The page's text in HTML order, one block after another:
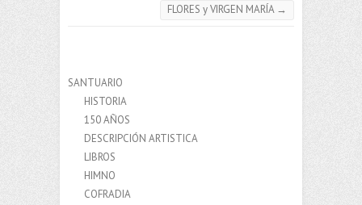
FLORES y VIRGEN MARÍA →
SANTUARIO
HISTORIA
150 AÑOS
DESCRIPCIÓN ARTISTICA
LIBROS
HIMNO
COFRADIA